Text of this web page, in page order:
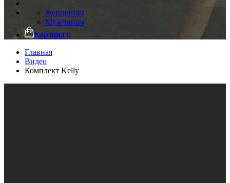
Женщинам
Мужчинам
Корзина 0
Главная
Видео
Комплект Kelly